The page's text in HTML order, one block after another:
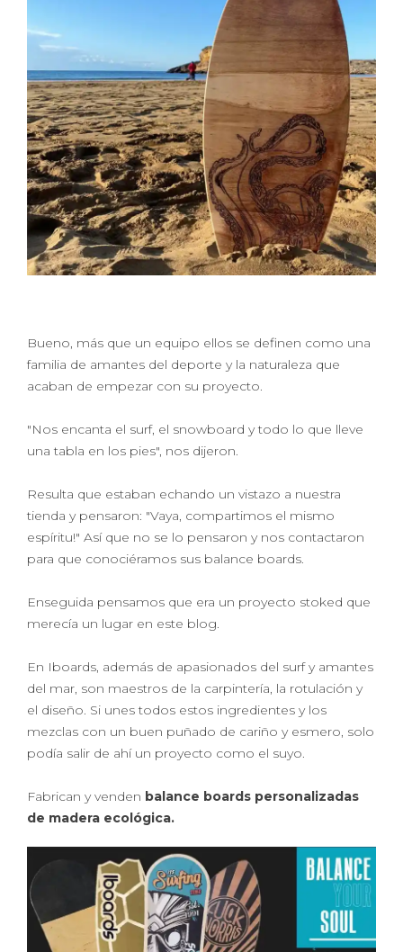
Bueno, más que un equipo ellos se definen como una
familia de amantes del deporte y la naturaleza que
acaban de empezar con su proyecto.
"Nos encanta el surf, el snowboard y todo lo que lleve
una tabla en los pies", nos dijeron.
Resulta que estaban echando un vistazo a nuestra
tienda y pensaron: "Vaya, compartimos el mismo
espíritu!" Así que no se lo pensaron y nos contactaron
para que conociéramos sus balance boards.
Enseguida pensamos que era un proyecto stoked que
merecía un lugar en este blog.
En Iboards, además de apasionados del surf y amantes
del mar, son maestros de la carpintería, la rotulación y
el diseño. Si unes todos estos ingredientes y los
mezclas con un buen puñado de cariño y esmero, solo
podía salir de ahí un proyecto como el suyo.
Fabrican y venden balance boards personalizadas
de madera ecológica.